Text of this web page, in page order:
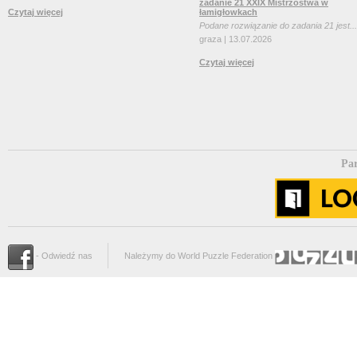
Czytaj więcej
zadanie 21 XXIX Mistrzostwa w
łamigłowkach
Podane rozwiązanie do zadania 21 jest...
graza | 13.07.2026
Czytaj więcej
- Odwiedź nas Należymy do World Puzzle Federation